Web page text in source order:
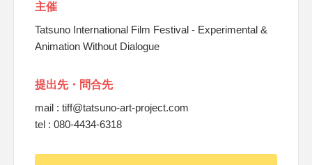
主催
Tatsuno International Film Festival - Experimental &
Animation Without Dialogue
提出先・問合先
mail : tiff@tatsuno-art-project.com
tel : 080-4434-6318